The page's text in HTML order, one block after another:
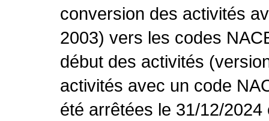
conversion des activités
2003) vers les codes
début des activités
activités avec un code
été arrêtées le 31/12/